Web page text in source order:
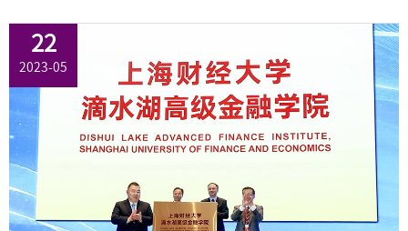
融湾核心位置，再加上10分钟功能圈的概念，让它在筹建之初便受备受瞩目。
22
2023-05